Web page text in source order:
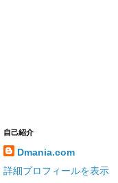
自己紹介
Dmania.com
詳細プロフィールを表示